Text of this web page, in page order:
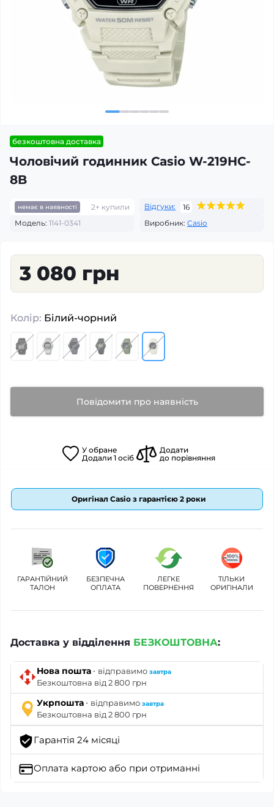
безкоштовна доставка
Чоловічий годинник Casio W-219HC-
8B
немає в наявності 2+ купили Відгуки:
16
Модель: 1141-0341 Виробник: Casio
3 080 грн
Колір: Білий-чорний
Повідомити про наявність
У обране
Додали 1 осіб
Додати
до порівняння
Оригінал Casio з гарантією 2 роки
ГАРАНТІЙНИЙ
ТАЛОН
БЕЗПЕЧНА
ОПЛАТА
ЛЕГКЕ
ПОВЕРНЕННЯ
ТІЛЬКИ
ОРИГІНАЛИ
Доставка у відділення БЕЗКОШТОВНА:
Нова пошта · відправимо завтра
Безкоштовна від 2 800 грн
Укрпошта · відправимо завтра
Безкоштовна від 2 800 грн
Гарантія 24 місяці
Оплата картою або при отриманні